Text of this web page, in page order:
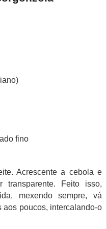
fino
Acrescente a cebola e
transparente. Feito isso,
mexendo sempre, vá
poucos, intercalando-o